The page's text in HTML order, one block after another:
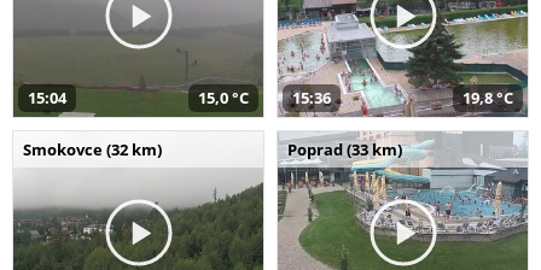
15:04 15,0 °C 15:36 19,8 °C
Smokovce (32 km) Poprad (33 km)